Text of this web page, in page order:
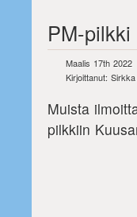
PM-
Maalis 17th 2022
Kirjoittanut:
Muista
pilkkiin